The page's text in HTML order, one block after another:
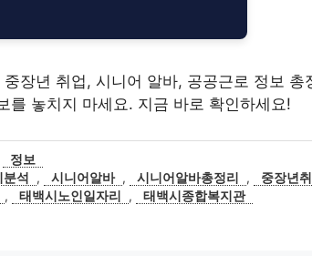
장년 취업, 시니어 알바, 공공근로 정보 총
놓치지 마세요. 지금 바로 확인하세요!
카
테
고
정보
석 , 시니어알바 , 시니어알바총정리 , 중장년
, 태백시노인일자리 , 태백시종합복지관